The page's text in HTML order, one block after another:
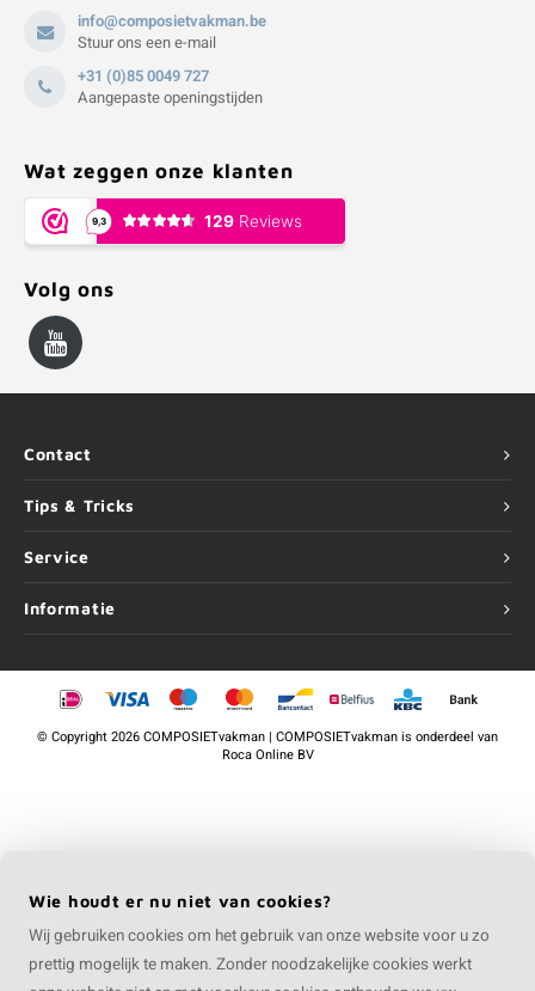
info@composietvakman.be
Stuur ons een e-mail
+31 (0)85 0049 727
Aangepaste openingstijden
Wat zeggen onze klanten
Volg ons
Contact
Tips & Tricks
Service
Informatie
©Copyright2026 COMPOSIETvakman | COMPOSIETvakman is onderdeel van
Roca Online BV
Wie houdt er nu niet van cookies?
Wij gebruiken cookies om het gebruik van onze website voor u zo
prettig mogelijk te maken. Zonder noodzakelijke cookies werkt